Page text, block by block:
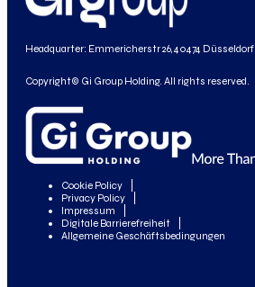
Headquarter: Emmericherstr 26, 40474 Düsseldorf
Copyright© Gi Group Holding. All rights reserved.
Cookie Policy
Privacy Policy
Impressum
Digitale Barrierefreiheit
Allgemeine Geschäftsbedingungen